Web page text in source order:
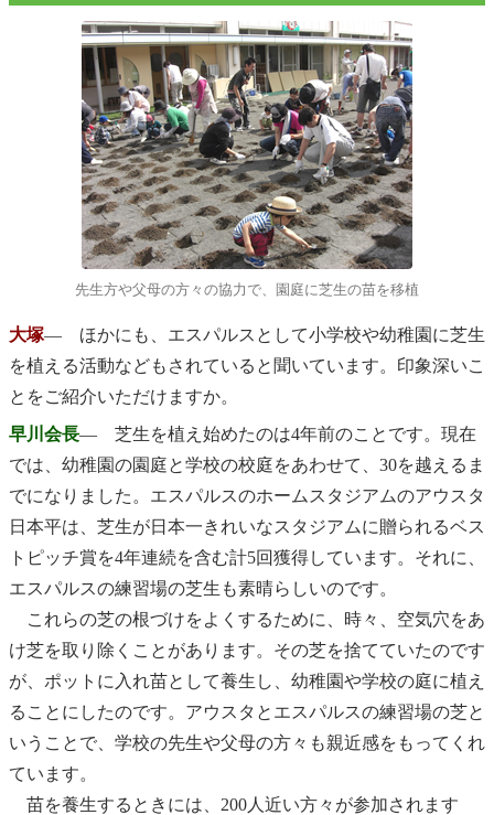
先生方や父母の方々の協力で、園庭に芝生の苗を移植
大塚― ほかにも、エスパルスとして小学校や幼稚園に芝生
を植える活動などもされていると聞いています。印象深いこ
とをご紹介いただけますか。
早川会長― 芝生を植え始めたのは4年前のことです。現在
では、幼稚園の園庭と学校の校庭をあわせて、30を越えるま
でになりました。エスパルスのホームスタジアムのアウスタ
日本平は、芝生が日本一きれいなスタジアムに贈られるベス
トピッチ賞を4年連続を含む計5回獲得しています。それに、
エスパルスの練習場の芝生も素晴らしいのです。
これらの芝の根づけをよくするために、時々、空気穴をあ
け芝を取り除くことがあります。その芝を捨てていたのです
が、ポットに入れ苗として養生し、幼稚園や学校の庭に植え
ることにしたのです。アウスタとエスパルスの練習場の芝と
いうことで、学校の先生や父母の方々も親近感をもってくれ
ています。
苗を養生するときには、200人近い方々が参加されます